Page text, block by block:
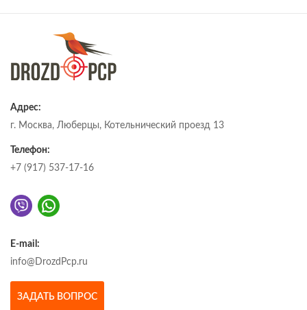
Адрес:
г. Москва, Люберцы, Котельнический проезд 13
Телефон:
+7 (917) 537-17-16
E-mail:
info@DrozdPcp.ru
ЗАДАТЬ ВОПРОС